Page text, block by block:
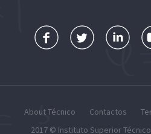
About Técnico Contactos
2017 © Instituto Superior Técnico